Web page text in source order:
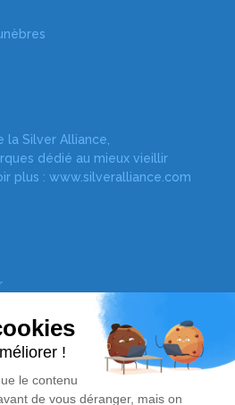
Silver Alliance,
dédié au mieux vieillir
plus : www.silveralliance.com